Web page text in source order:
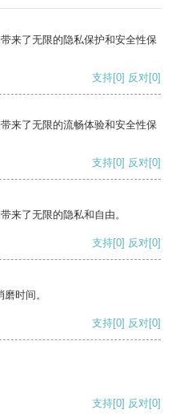
来了无限的隐私保护和安全性保
支持[0] 反对[0]
来了无限的流畅体验和安全性保
支持[0] 反对[0]
来了无限的隐私和自由。
支持[0] 反对[0]
时间。
支持[0] 反对[0]
支持[0] 反对[0]